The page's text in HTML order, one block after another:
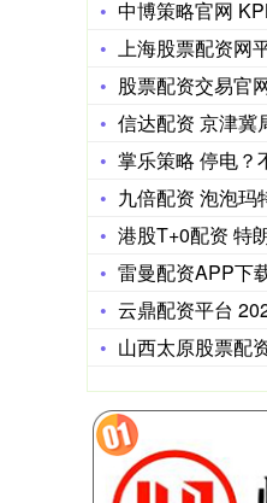
中博策略官网 KPL战术复盘看
上海股票配资网平台 五角大
股票配资交易官网 母婴净水器
信达配资 京津冀局地阵风
掌乐策略 停电？不存在的！青
九倍配资 泡泡玛特以IP助力服
港股T+0配资 特朗普回应两
雷曼配资APP下载 服贸会看
云鼎配资平台 2025服贸会｜
山西太原股票配资网平台 遵
沪深300 4694.44